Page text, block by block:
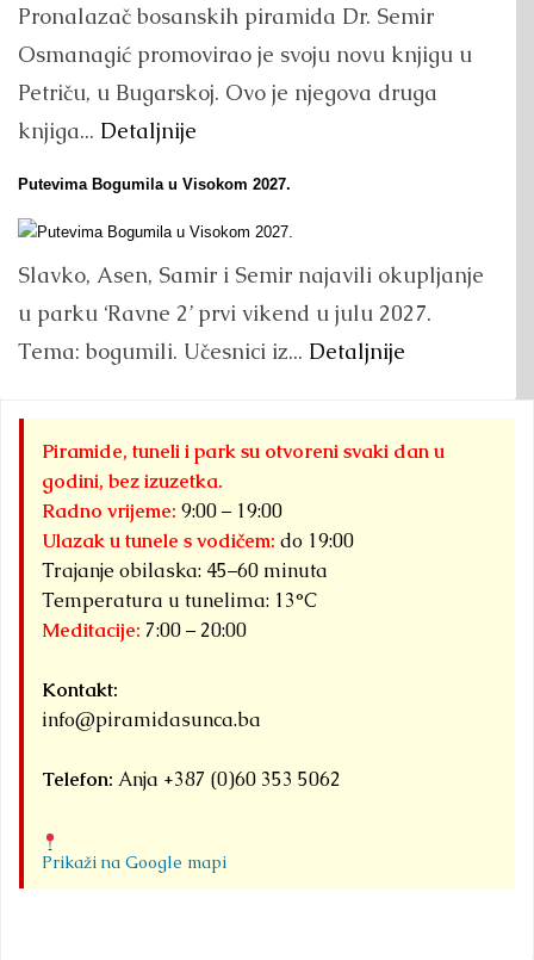
Pronalazač bosanskih piramida Dr. Semir
Osmanagić promovirao je svoju novu knjigu u
Petriču, u Bugarskoj. Ovo je njegova druga
knjiga... Detaljnije
Putevima Bogumila u Visokom 2027.
Slavko, Asen, Samir i Semir najavili okupljanje
u parku ‘Ravne 2’ prvi vikend u julu 2027.
Tema: bogumili. Učesnici iz... Detaljnije
Piramide, tuneli i park su otvoreni svaki dan u
godini, bez izuzetka.
Radno vrijeme: 9:00 – 19:00
Ulazak u tunele s vodičem: do 19:00
Trajanje obilaska: 45–60 minuta
Temperatura u tunelima: 13°C
Meditacije: 7:00 – 20:00
Kontakt:
info@piramidasunca.ba
Telefon: Anja +387 (0)60 353 5062
Prikaži na Google mapi